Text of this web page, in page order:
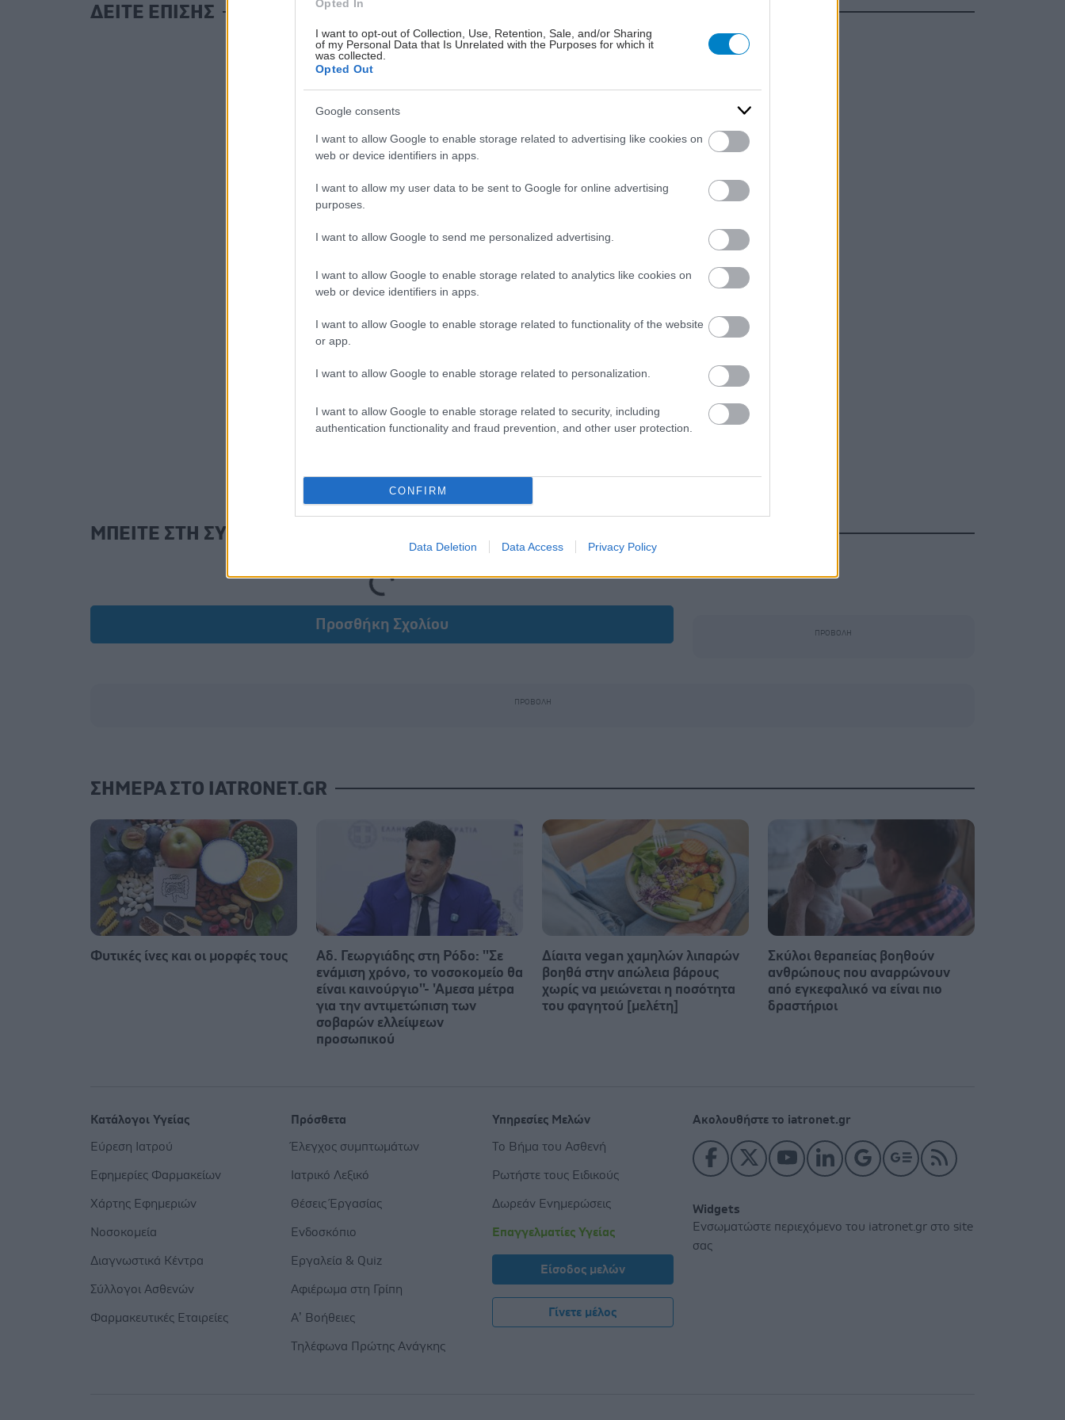
Opted In
I want to opt-out of Collection, Use, Retention, Sale, and/or Sharing
of my Personal Data that Is Unrelated with the Purposes for which it
was collected.
Opted Out
Google consents
I want to allow Google to enable storage related to advertising like cookies on
web or device identifiers in apps.
I want to allow my user data to be sent to Google for online advertising
purposes.
I want to allow Google to send me personalized advertising.
I want to allow Google to enable storage related to analytics like cookies on
web or device identifiers in apps.
I want to allow Google to enable storage related to functionality of the website
or app.
I want to allow Google to enable storage related to personalization.
I want to allow Google to enable storage related to security, including
authentication functionality and fraud prevention, and other user protection.
CONFIRM
Data Deletion Data Access Privacy Policy
ΔΕΙΤΕ ΕΠΙΣΗΣ
ΜΠΕΙΤΕ ΣΤΗ ΣΥΖΗΤΗΣΗ
Loading...
Προσθήκη Σχολίου
ΣΗΜΕΡΑ ΣΤΟ IATRONET.GR
Φυτικές ίνες και οι μορφές τους
Αδ. Γεωργιάδης στη Ρόδο: ''Σε
ενάμιση χρόνο, το νοσοκομείο θα
είναι καινούργιο''- 'Αμεσα μέτρα
για την αντιμετώπιση των
σοβαρών ελλείψεων
προσωπικού
Δίαιτα vegan χαμηλών λιπαρών
βοηθά στην απώλεια βάρους
χωρίς να μειώνεται η ποσότητα
του φαγητού [μελέτη]
Σκύλοι θεραπείας βοηθούν
ανθρώπους που αναρρώνουν
από εγκεφαλικό να είναι πιο
δραστήριοι
Ακολουθήστε το iatronet.gr
Widgets
Ενσωματώστε περιεχόμενο του iatronet.gr στο site
σας
Κατάλογοι Υγείας
Εύρεση Ιατρού
Εφημερίες Φαρμακείων
Χάρτης Εφημεριών
Νοσοκομεία
Διαγνωστικά Κέντρα
Σύλλογοι Ασθενών
Φαρμακευτικές Εταιρείες
Πρόσθετα
Έλεγχος συμπτωμάτων
Ιατρικό Λεξικό
Θέσεις Έργασίας
Ενδοσκόπιο
Εργαλεία & Quiz
Αφιέρωμα στη Γρίπη
Α’ Βοήθειες
Τηλέφωνα Πρώτης Ανάγκης
Υπηρεσίες Μελών
Το Βήμα του Ασθενή
Ρωτήστε τους Ειδικούς
Δωρεάν Ενημερώσεις
Επαγγελματίες Υγείας
Είσοδος μελών
Γίνετε μέλος